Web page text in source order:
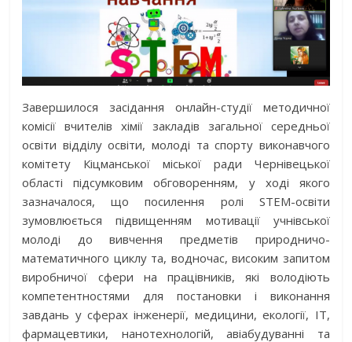
Завершилося засідання онлайн-студії методичної
комісії вчителів хімії закладів загальної середньої
освіти відділу освіти, молоді та спорту виконавчого
комітету Кіцманської міської ради Чернівецької
області підсумковим обговоренням, у ході якого
зазначалося, що посилення ролі STEM-освіти
зумовлюється підвищенням мотивації учнівської
молоді до вивчення предметів природничо-
математичного циклу та, водночас, високим запитом
виробничої сфери на працівників, які володіють
компетентностями для постановки і виконання
завдань у сферах інженерії, медицини, екології, IT,
фармацевтики, нанотехнологій, авіабудуванні та